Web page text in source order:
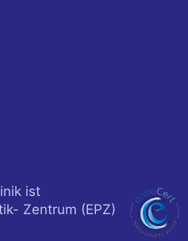
ist
Zentrum (EPZ)